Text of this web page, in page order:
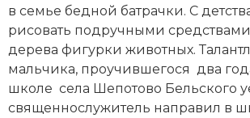
История материальной и духовной
История международных
в семье бедной батрачки. С
рисовать подручными
дерева фигурки животных.
мальчика, проучившегося два
школе села Шепотово Бельского
священнослужитель направил в